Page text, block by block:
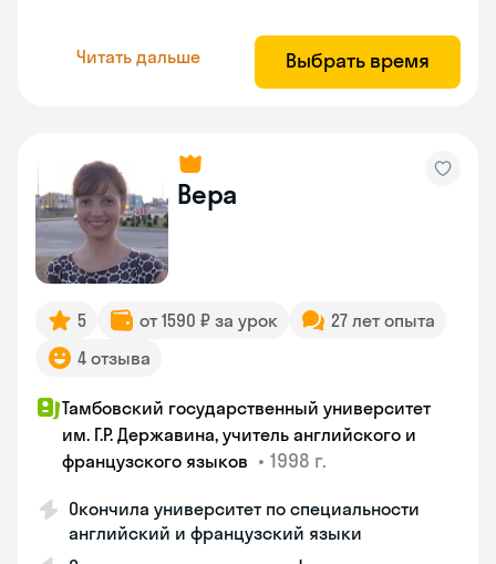
Читать дальше Выбрать время
Вера
5 от 1590 ₽ за урок
27 лет опыта
4 отзыва
Тамбовский государственный университет
им. Г.Р. Державина, учитель английского и
французского языков • 1998 г.
Окончила университет по специальности
английский и французский языки